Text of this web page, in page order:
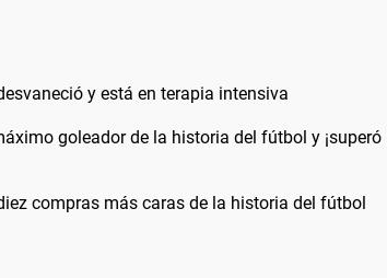
y está en terapia intensiva
goleador de la historia del fútbol y ¡superó
compras más caras de la historia del fútbol